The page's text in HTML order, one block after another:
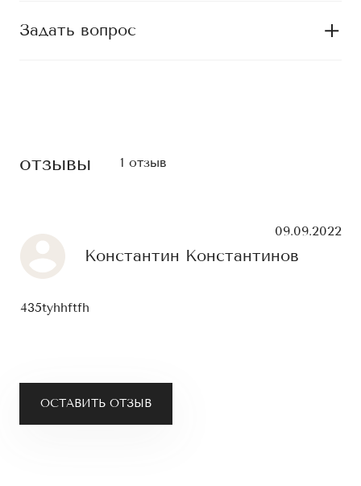
Задать вопрос
отзывы 1 отзыв
ОСТАВИТЬ ОТЗЫВ
Константин Константинов
09.09.2022
435tyhhftfh